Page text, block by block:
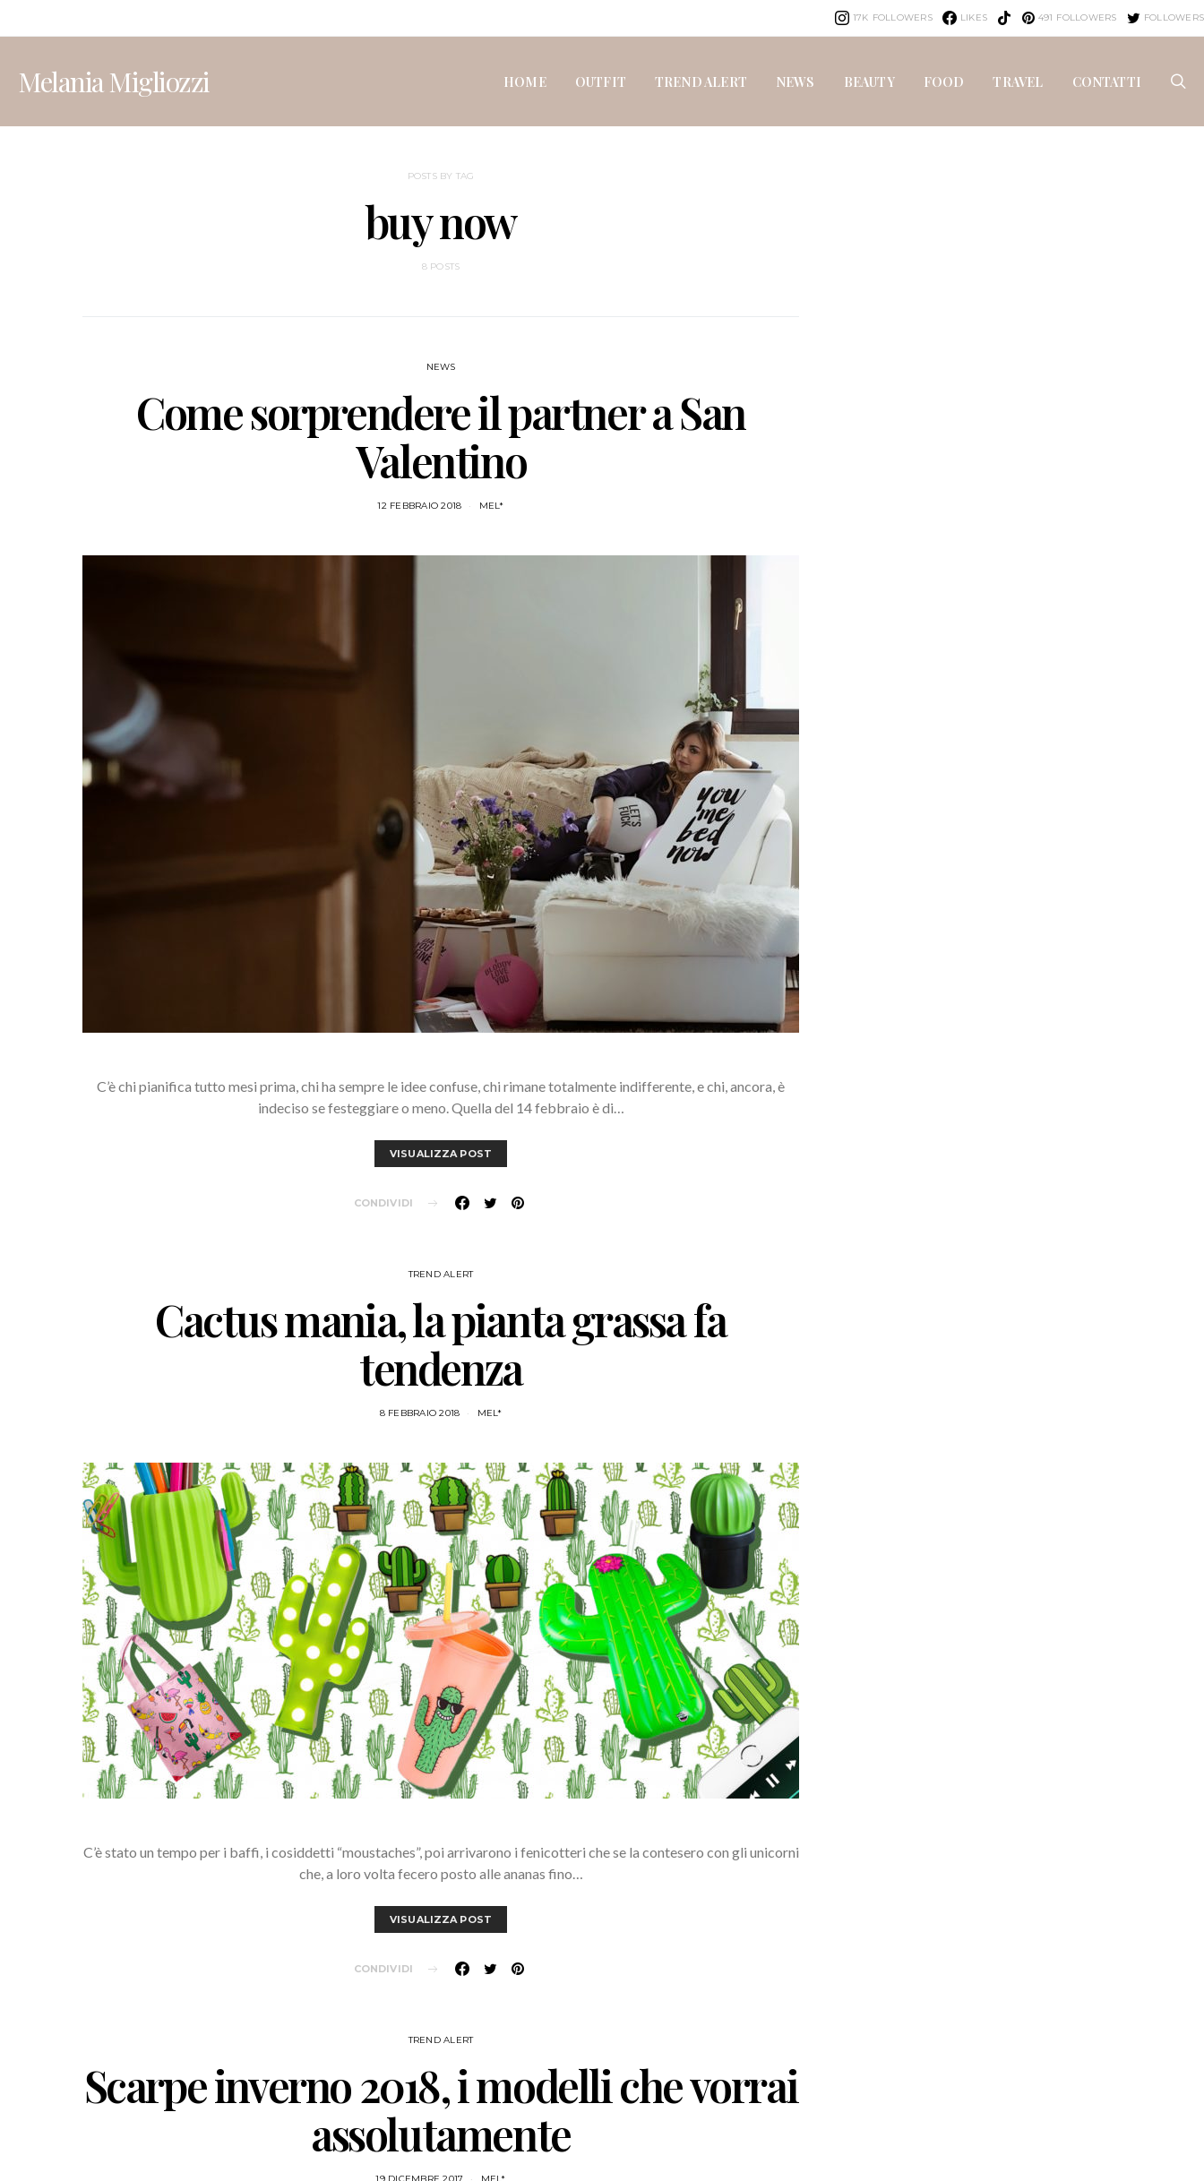
17K FOLLOWERS LIKES 491 FOLLOWERS FOLLOWERS
Melania Migliozzi HOME OUTFIT TREND ALERT NEWS BEAUTY FOOD TRAVEL CONTATTI
POSTS BY TAG
buy now
8 POSTS
NEWS
Come sorprendere il partner a San
Valentino
12 FEBBRAIO 2018 MEL*
C’è chi pianifica tutto mesi prima, chi ha sempre le idee confuse, chi rimane totalmente indifferente, e chi, ancora, è
indeciso se festeggiare o meno. Quella del 14 febbraio è di…
VISUALIZZA POST
CONDIVIDI
TREND ALERT
Cactus mania, la pianta grassa fa
tendenza
8 FEBBRAIO 2018 MEL*
C’è stato un tempo per i baffi, i cosiddetti “moustaches”, poi arrivarono i fenicotteri che se la contesero con gli unicorni
che, a loro volta fecero posto alle ananas fino…
VISUALIZZA POST
CONDIVIDI
TREND ALERT
Scarpe inverno 2018, i modelli che vorrai
assolutamente